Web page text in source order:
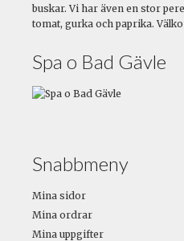
buskar. Vi har även en stor
tomat, gurka och paprika.
Spa o Bad Gävle
Snabbmeny
Mina sidor
Mina ordrar
Mina uppgifter